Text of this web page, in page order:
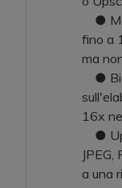
●
fino a
ma
●
16x
●
a una